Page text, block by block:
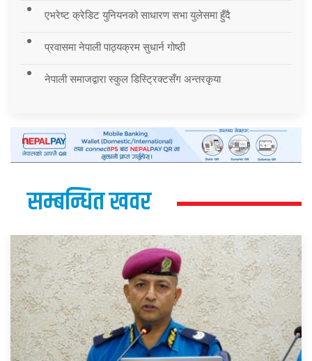
एभरेष्ट क्रेडिट युनियनको साधारण सभा युलेसमा हुँदै
प्रवासमा नेपाली पाठ्यक्रम सुधार्न गोष्ठी
नेपाली समाजद्वारा स्कुल डिस्ट्रिक्टसँग अन्तरकृया
सम्बन्धित खवर